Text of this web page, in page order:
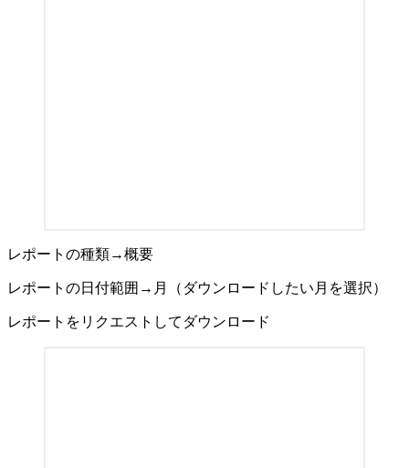
レポートの種類→概要
レポートの日付範囲→月（ダウンロードしたい月を選択）
レポートをリクエストしてダウンロード